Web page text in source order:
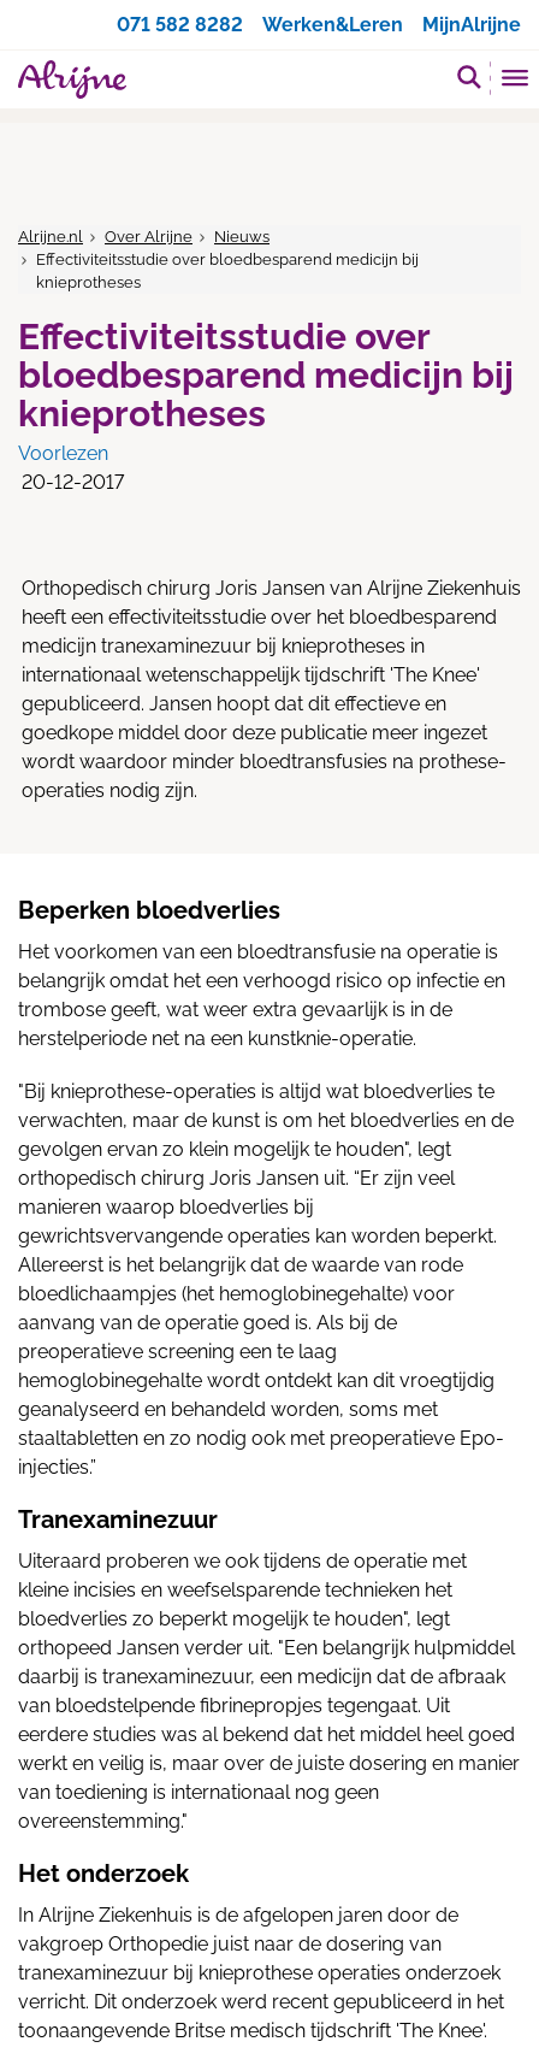
071 582 8282
Werken&Leren MijnAlrijne
Alrijne.nl Over Alrijne
Nieuws
Effectiviteitsstudie over bloedbesparend medicijn bij
knieprotheses
Effectiviteitsstudie over
bloedbesparend medicijn bij
knieprotheses
Voorlezen
20-12-2017
Orthopedisch chirurg Joris Jansen van Alrijne Ziekenhuis
heeft een effectiviteitsstudie over het bloedbesparend
medicijn tranexaminezuur bij knieprotheses in
internationaal wetenschappelijk tijdschrift 'The Knee'
gepubliceerd. Jansen hoopt dat dit effectieve en
goedkope middel door deze publicatie meer ingezet
wordt waardoor minder bloedtransfusies na prothese-
operaties nodig zijn.
Beperken bloedverlies
Het voorkomen van een bloedtransfusie na operatie is
belangrijk omdat het een verhoogd risico op infectie en
trombose geeft, wat weer extra gevaarlijk is in de
herstelperiode net na een kunstknie-operatie.
"Bij knieprothese-operaties is altijd wat bloedverlies te
verwachten, maar de kunst is om het bloedverlies en de
gevolgen ervan zo klein mogelijk te houden", legt
orthopedisch chirurg Joris Jansen uit. “Er zijn veel
manieren waarop bloedverlies bij
gewrichtsvervangende operaties kan worden beperkt.
Allereerst is het belangrijk dat de waarde van rode
bloedlichaampjes (het hemoglobinegehalte) voor
aanvang van de operatie goed is. Als bij de
preoperatieve screening een te laag
hemoglobinegehalte wordt ontdekt kan dit vroegtijdig
geanalyseerd en behandeld worden, soms met
staaltabletten en zo nodig ook met preoperatieve Epo-
injecties.”
Tranexaminezuur
Uiteraard proberen we ook tijdens de operatie met
kleine incisies en weefselsparende technieken het
bloedverlies zo beperkt mogelijk te houden", legt
orthopeed Jansen verder uit. "Een belangrijk hulpmiddel
daarbij is tranexaminezuur, een medicijn dat de afbraak
van bloedstelpende fibrinepropjes tegengaat. Uit
eerdere studies was al bekend dat het middel heel goed
werkt en veilig is, maar over de juiste dosering en manier
van toediening is internationaal nog geen
overeenstemming."
Het onderzoek
In Alrijne Ziekenhuis is de afgelopen jaren door de
vakgroep Orthopedie juist naar de dosering van
tranexaminezuur bij knieprothese operaties onderzoek
verricht. Dit onderzoek werd recent gepubliceerd in het
toonaangevende Britse medisch tijdschrift 'The Knee'.